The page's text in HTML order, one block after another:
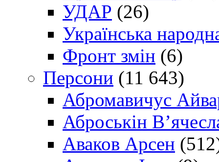
УДАР (26)
Українська
Фронт змін (6)
Персони (11 643)
Абромавичус
Аброськін
Аваков Арсен